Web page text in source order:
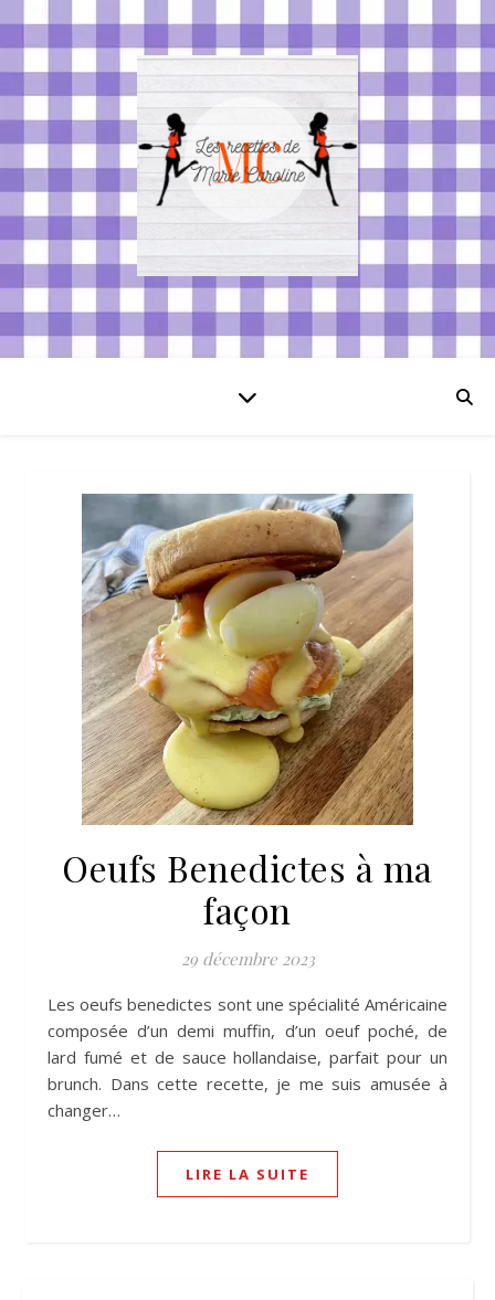
Oeufs Benedictes à ma
façon
29 décembre 2023
Les oeufs benedictes sont une spécialité Américaine
composée d’un demi muffin, d’un oeuf poché, de
lard fumé et de sauce hollandaise, parfait pour un
brunch. Dans cette recette, je me suis amusée à
changer…
LIRE LA SUITE